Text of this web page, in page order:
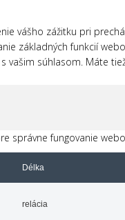
vášho zážitku pri
základných funkcií
vašim súhlasom. Máte
správne fungovanie
Délka
relácia